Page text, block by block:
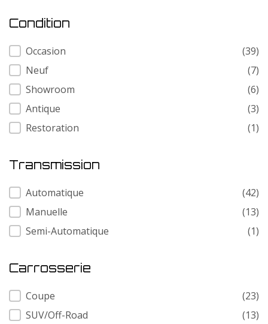
Condition
Condition
Occasion
(39)
Neuf
(7)
Showroom
(6)
Antique
(3)
Restoration
(1)
Transmission
Transmission
Automatique
(42)
Manuelle
(13)
Semi-Automatique
(1)
Carrosserie
Carrosserie
Coupe
(23)
SUV/Off-Road
(13)